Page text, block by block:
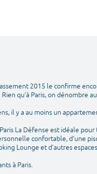
2015 le confirme
qu’à Paris, on dénombre
il y a au moins un
La Défense est idéale
confortable, d’une
Lounge et d’autres
à Paris.